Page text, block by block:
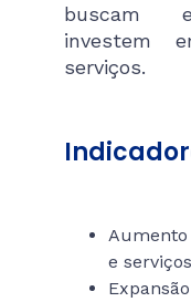
buscam
investem
serviços.
e